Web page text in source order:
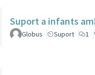
Suport a infants
Globus Suport 1